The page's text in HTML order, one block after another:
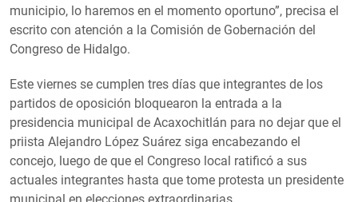
municipio, lo haremos en el momento oportuno”, precisa el
escrito con atención a la Comisión de Gobernación del
Congreso de Hidalgo.
Este viernes se cumplen tres días que integrantes de los
partidos de oposición bloquearon la entrada a la
presidencia municipal de Acaxochitlán para no dejar que el
priista Alejandro López Suárez siga encabezando el
concejo, luego de que el Congreso local ratificó a sus
actuales integrantes hasta que tome protesta un presidente